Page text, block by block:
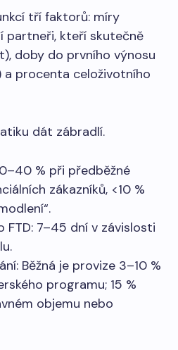
tří faktorů: míry
partneři, kteří skutečně
doby do prvního výnosu
a procenta celoživotního
dát zábradlí.
% při předběžné
zákazníků, <10 %
FTD: 7–45 dní v závislosti
Běžná je provize 3–10 %
programu; 15 %
objemu nebo